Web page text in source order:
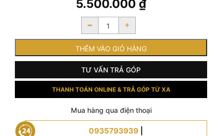
là:
8.000.000 ₫.
5.500.000 ₫
Giá
tại
là:
5.500.000 ₫.
- +
THÊM VÀO GIỎ HÀNG
TƯ VẤN TRẢ GÓP
THANH TOÁN ONLINE & TRẢ GÓP TỪ XA
Mua hàng qua điện thoại
0935793939